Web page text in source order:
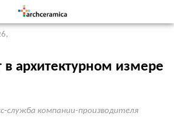
,
в архитектурном измере
служба компании-производителя